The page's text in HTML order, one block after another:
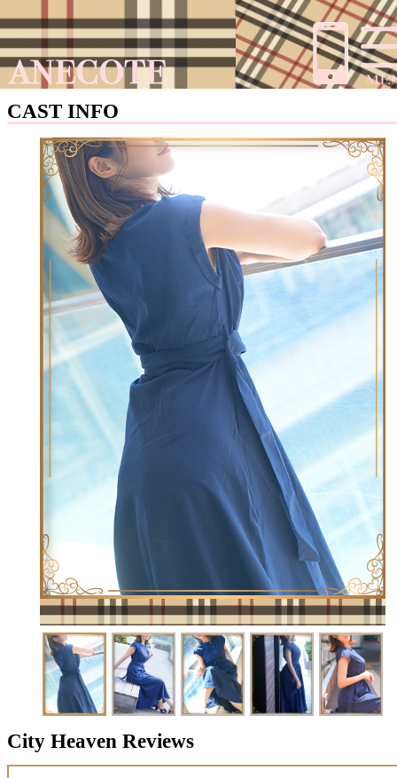
CAST INFO
City Heaven Reviews